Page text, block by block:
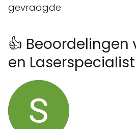
gevraagde
👍 Beoordelingen
en Laserspecialist